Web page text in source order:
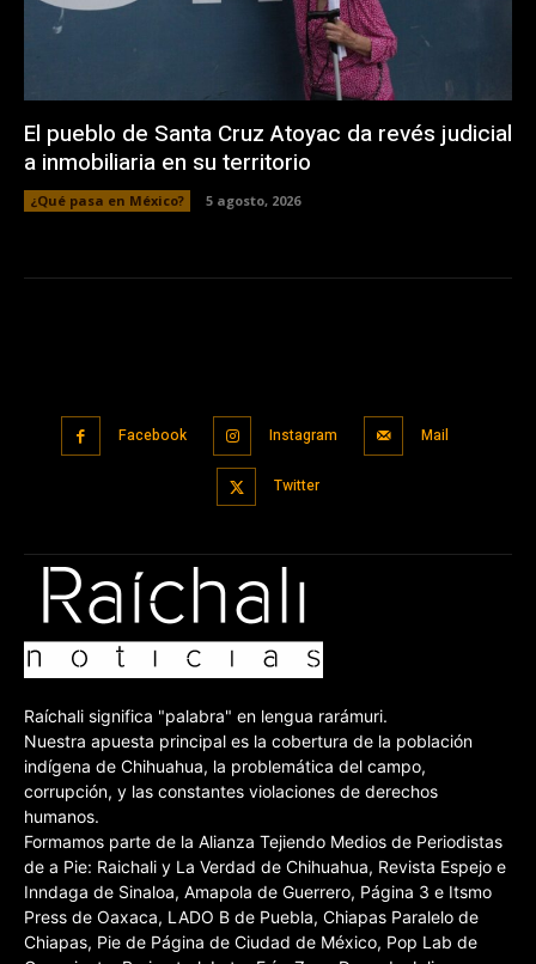
El pueblo de Santa Cruz Atoyac da revés judicial
a inmobiliaria en su territorio
¿Qué pasa en México? 5 agosto, 2026
Facebook Instagram Mail
Twitter
Raíchali significa "palabra" en lengua rarámuri.
Nuestra apuesta principal es la cobertura de la población
indígena de Chihuahua, la problemática del campo,
corrupción, y las constantes violaciones de derechos
humanos.
Formamos parte de la Alianza Tejiendo Medios de Periodistas
de a Pie: Raichali y La Verdad de Chihuahua, Revista Espejo e
Inndaga de Sinaloa, Amapola de Guerrero, Página 3 e Itsmo
Press de Oaxaca, LADO B de Puebla, Chiapas Paralelo de
Chiapas, Pie de Página de Ciudad de México, Pop Lab de